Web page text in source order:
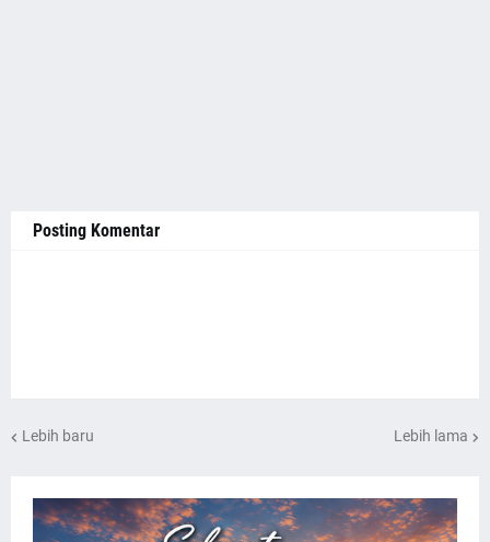
Posting Komentar
Lebih baru Lebih lama